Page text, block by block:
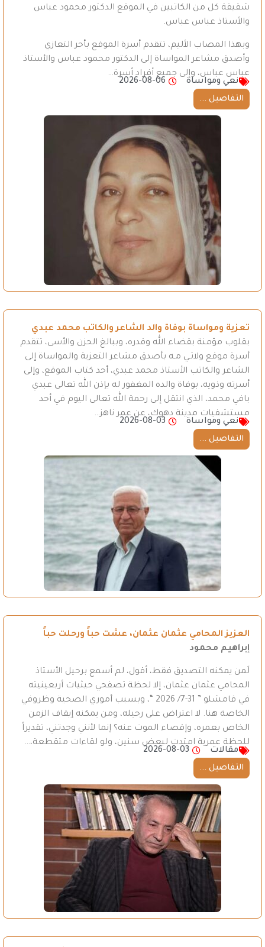
شقيقة كل من الكاتبين في الموقع الدكتور محمود عباس
والأستاذ عباس عباس.
وبهذا المصاب الأليم، تتقدم أسرة الموقع بأحر التعازي
وأصدق مشاعر المواساة إلى الدكتور محمود عباس والأستاذ
عباس عباس، وإلى جميع أفراد أسرة…
نعي ومواساة
2026-08-06
التفاصيل ...
تعزية ومواساة بوفاة والد الشاعر والكاتب محمد عبدي
بقلوب مؤمنة بقضاء الله وقدره، وببالغ الحزن والأسى، تتقدم
أسرة موقع ولاتـي مـه بأصدق مشاعر التعزية والمواساة إلى
الشاعر والكاتب الأستاذ محمد عبدي، أحد كتاب الموقع، وإلى
أسرته وذويه، بوفاة والده المغفور له بإذن الله تعالى عبدي
بافي محمد، الذي انتقل إلى رحمة الله تعالى اليوم في أحد
مستشفيات مدينة دهوك، عن عمر ناهز…
نعي ومواساة
2026-08-03
التفاصيل ...
العزيز المحامي عثمان عثمان، عشت حباً ورحلت حباً
إبراهيم محمود
لَمن يمكنه التصديق فقط، أقول، لم أسمع برحيل الأستاذ
المحامي عثمان عثمان، إلا لحظة تصفحي حيثيات أربعينيته
في قامشلو ” 31-7/ 2026 “، وبسبب أموري الصحية وظروفي
الخاصة هنا. لا اعتراض على رحيله، ومن يمكنه إيقاف الزمن
الخاص بعمره، وإقصاء الموت عنه؟ إنما لأنني وجدتني، تقديراً
للحظة عمرية امتدت لبعض سنين، ولو لقاءات متقطعة،…
مقالات
2026-08-03
التفاصيل ...